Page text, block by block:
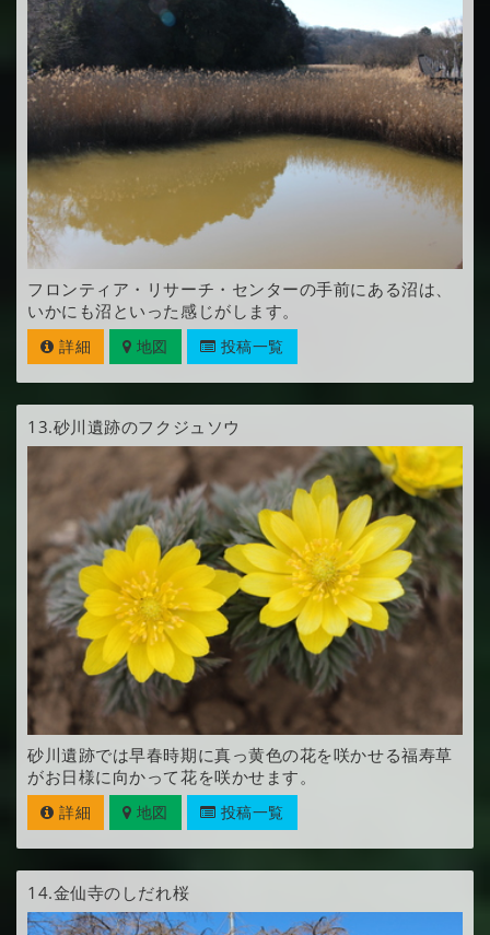
フロンティア・リサーチ・センターの手前にある沼は、
いかにも沼といった感じがします。
詳細 地図 投稿一覧
13.砂川遺跡のフクジュソウ
砂川遺跡では早春時期に真っ黄色の花を咲かせる福寿草
がお日様に向かって花を咲かせます。
詳細 地図 投稿一覧
14.金仙寺のしだれ桜